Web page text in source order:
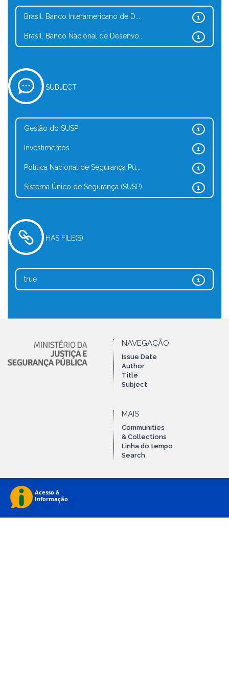
1
Brasil. Banco Interamericano de D...
1
Brasil. Banco Nacional de Desenvo...
SUBJECT
1
Gestão do SUSP
1
Investimentos
1
Política Nacional de Segurança Pú...
1
Sistema Único de Segurança (SUSP)
HAS FILE(S)
1
true
NAVEGAÇÃO
Issue Date
Author
Title
Subject
MAIS
Communities
& Collections
Linha do tempo
Search